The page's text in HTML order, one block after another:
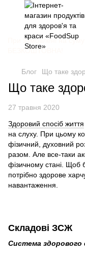
При замовлені на
БЕЗКОШТОВНА!
Блог Що таке
Що таке
27 травня 2020
Здоровий спосіб життя
на слуху. При цьому
фізичний, духовний
разом. Але все-таки
фізичному стані. Щоб
потрібно здорове
навантаження.
Складові ЗСЖ
Система здорового